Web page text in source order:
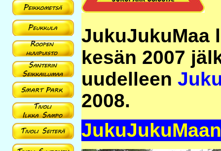
JukuJukuMaa
kesän 2007
uudelleen
2008.